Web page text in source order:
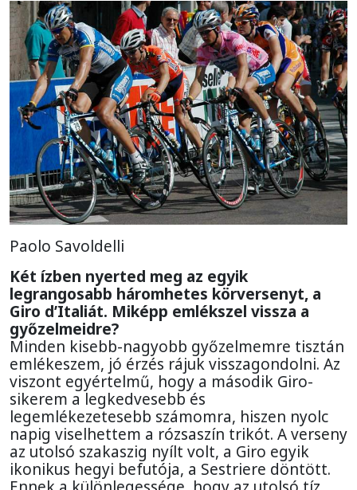
Paolo Savoldelli
Két ízben nyerted meg az egyik
legrangosabb háromhetes körversenyt, a
Giro d’Italiát. Miképp emlékszel vissza a
győzelmeidre?
Minden kisebb-nagyobb győzelmemre tisztán
emlékeszem, jó érzés rájuk visszagondolni. Az
viszont egyértelmű, hogy a második Giro-
sikerem a legkedvesebb és
legemlékezetesebb számomra, hiszen nyolc
napig viselhettem a rózsaszín trikót. A verseny
az utolsó szakaszig nyílt volt, a Giro egyik
ikonikus hegyi befutója, a Sestriere döntött.